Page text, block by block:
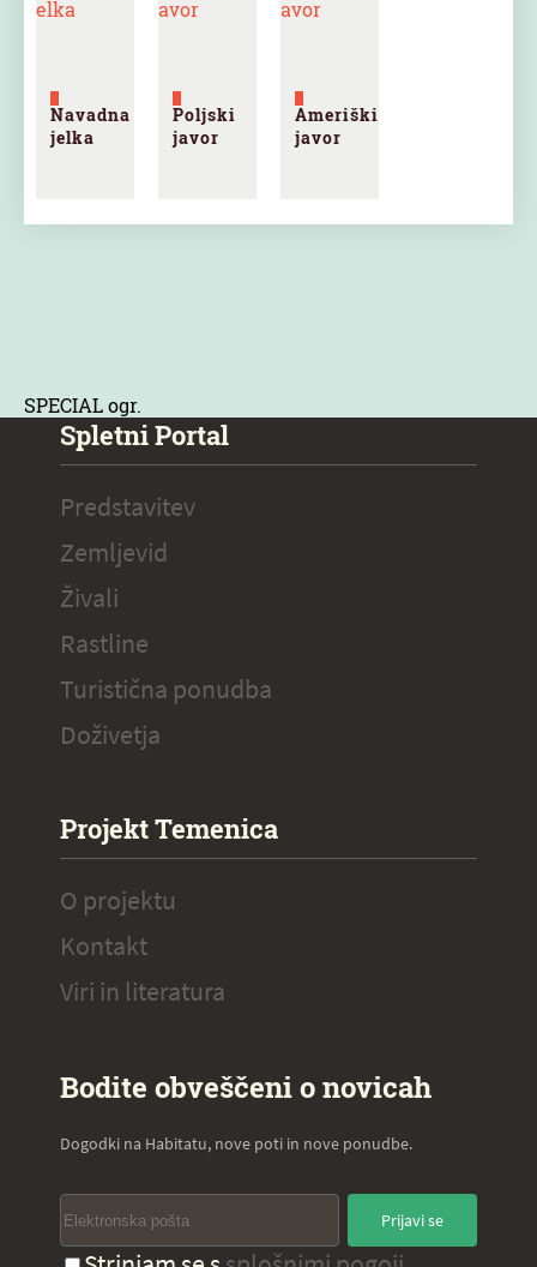
Navadna
jelka
Poljski
javor
Ameriški
javor
SPECIAL ogr.
Spletni Portal
Predstavitev
Zemljevid
Živali
Rastline
Turistična ponudba
Doživetja
Projekt Temenica
O projektu
Kontakt
Viri in literatura
Bodite obveščeni o novicah
Dogodki na Habitatu, nove poti in nove ponudbe.
Prijavi se